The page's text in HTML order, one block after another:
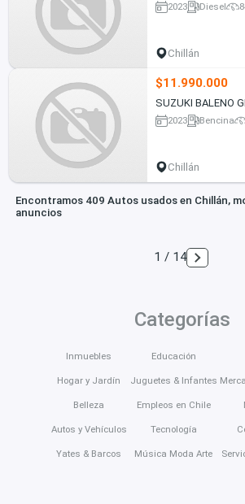
2023 Diesel
Chillán
$11.990.000
SUZUKI BALENO
2023 Bencina
Chillán
Encontramos 409 Autos usados en Chillán,
anuncios
1 / 14
Categorías
Inmuebles
Hogar y Jardín
Belleza
Autos y Vehículos
Yates & Barcos
Educación
Juguetes & Infantes
Empleos en Chile
Tecnología
Música Moda Arte